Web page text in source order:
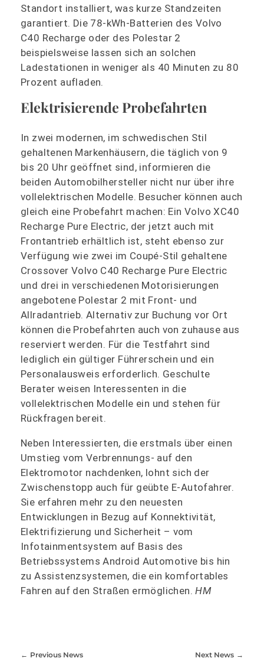
Standort installiert, was kurze Standzeiten
garantiert. Die 78-kWh-Batterien des Volvo
C40 Recharge oder des Polestar 2
beispielsweise lassen sich an solchen
Ladestationen in weniger als 40 Minuten zu 80
Prozent aufladen.
Elektrisierende Probefahrten
In zwei modernen, im schwedischen Stil
gehaltenen Markenhäusern, die täglich von 9
bis 20 Uhr geöffnet sind, informieren die
beiden Automobilhersteller nicht nur über ihre
vollelektrischen Modelle. Besucher können auch
gleich eine Probefahrt machen: Ein Volvo XC40
Recharge Pure Electric, der jetzt auch mit
Frontantrieb erhältlich ist, steht ebenso zur
Verfügung wie zwei im Coupé-Stil gehaltene
Crossover Volvo C40 Recharge Pure Electric
und drei in verschiedenen Motorisierungen
angebotene Polestar 2 mit Front- und
Allradantrieb. Alternativ zur Buchung vor Ort
können die Probefahrten auch von zuhause aus
reserviert werden. Für die Testfahrt sind
lediglich ein gültiger Führerschein und ein
Personalausweis erforderlich. Geschulte
Berater weisen Interessenten in die
vollelektrischen Modelle ein und stehen für
Rückfragen bereit.
Neben Interessierten, die erstmals über einen
Umstieg vom Verbrennungs- auf den
Elektromotor nachdenken, lohnt sich der
Zwischenstopp auch für geübte E-Autofahrer.
Sie erfahren mehr zu den neuesten
Entwicklungen in Bezug auf Konnektivität,
Elektrifizierung und Sicherheit – vom
Infotainmentsystem auf Basis des
Betriebssystems Android Automotive bis hin
zu Assistenzsystemen, die ein komfortables
Fahren auf den Straßen ermöglichen. HM
Previous News Next News